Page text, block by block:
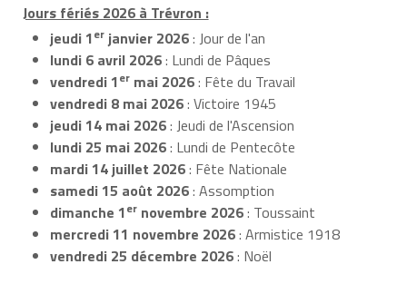
Jours fériés 2026 à Trévron :
jeudi 1er janvier 2026: Jour de l'an
lundi 6 avril 2026: Lundi de Pâques
vendredi 1er mai 2026: Fête du Travail
vendredi 8 mai 2026: Victoire 1945
jeudi 14 mai 2026: Jeudi de l'Ascension
lundi 25 mai 2026: Lundi de Pentecôte
mardi 14 juillet 2026: Fête Nationale
samedi 15 août 2026: Assomption
dimanche 1er novembre 2026: Toussaint
mercredi 11 novembre 2026: Armistice 1918
vendredi 25 décembre 2026: Noël